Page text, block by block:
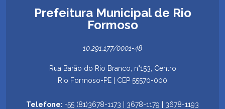
Prefeitura Municipal de Rio
Formoso
10.291.177/0001-48
Rua Barão do Rio Branco, n°153, Centro
Rio Formoso-PE | CEP 55570-000
Telefone: +55 (81)3678-1173 | 3678-1179 | 3678-1193